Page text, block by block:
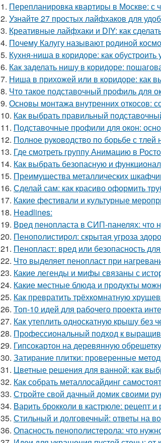
1. Перепланировка квартиры в Москве: с
2. Узнайте 27 простых лайфхаков для
3. Креативные лайфхаки и DIY: как
4. Почему Калугу называют родиной
5. Кухня-ниша в коридоре: как
6. Как заделать нишу в коридоре:
7. Ниша в прихожей или в коридоре: как
8. Что такое подставочный профиль для
9. Основы монтажа внутренних откосов:
10. Как выбрать правильный
11. Подставочные профили для окон:
12. Полное руководство по борьбе с тлей
13. Где смотреть группу Анимацию в
14. Как выбрать безопасную и
15. Преимущества металлических
16. Сделай сам: как красиво оформить
17. Какие фестивали и культурные
18. Headlines:
19. Вред пенопласта в СИП-панелях: что
20. Пенополистирол: скрытая угроза
21. Пенопласт: вред или безопасность
22. Что выделяет пенопласт при
23. Какие легенды и мифы связаны с
24. Какие местные блюда и продукты
25. Как превратить трёхкомнатную
26. Топ-10 идей для рабочего проекта
27. Как утеплить односкатную крышу без
28. Профессиональный подход к
29. Гипсокартон на деревянную
30. Затирание плитки: проверенные
31. Цветные решения для ванной: как
32. Как собрать металлосайдинг
33. Стройте свой дачный домик своими
34. Варить брокколи в кастрюле: рецепт
35. Стильный и долговечный: ответы на
36. Опасность пенополистерола: что